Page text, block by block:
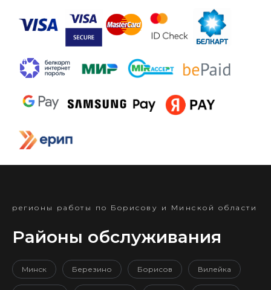
регионы работы по Борисову и Минской области
Районы обслуживания
Минск Березино Борисов Вилейка